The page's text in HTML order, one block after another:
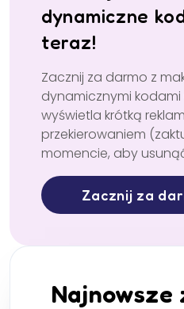
dynamiczne
teraz!
Zacznij za darmo z
dynamicznymi kodami
wyświetla krótką
przekierowaniem
momencie, aby
Zacznij za
Najnowsze